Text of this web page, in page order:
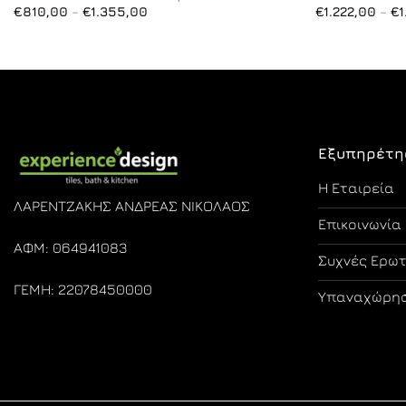
€810,00 – €1.355,00Price
€1.222,00 – €
ΛΑΡΕΝΤΖΑΚΗΣ ΑΝΔΡΕΑΣ ΝΙΚΟΛΑΟΣ
ΑΦΜ: 064941083
ΓΕΜΗ: 22078450000
Η Εταιρεία
Επικοινωνία
Συχνές